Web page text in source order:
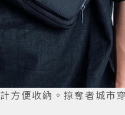
方便收納。掠奪者城